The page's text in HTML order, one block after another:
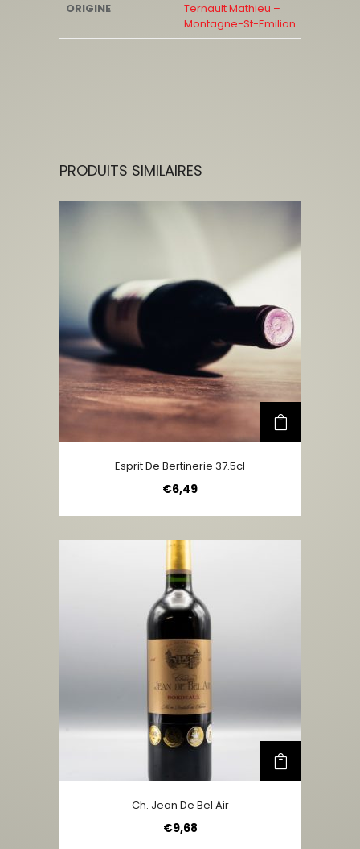
ORIGINE
Ternault Mathieu –
Montagne-St-Emilion
PRODUITS SIMILAIRES
Esprit De Bertinerie 37.5cl
€6,49
Ch. Jean De Bel Air
€9,68